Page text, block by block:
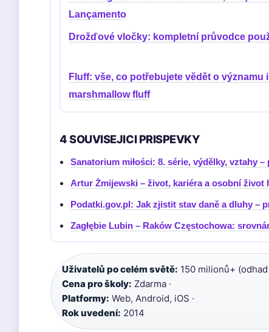
Lançamento
Drožďové vločky: kompletní průvodce
Fluff: vše, co potřebujete vědět o významu i
marshmallow fluff
4 SOUVISEJICI PRISPEVKY
Sanatorium miłości: 8. série, výdělky, vztahy –
Artur Żmijewski – život, kariéra a osobní život
Podatki.gov.pl: Jak zjistit stav daně a dluhy –
Zagłębie Lubin – Raków Częstochowa:
Uživatelů po celém světě: 150 milionů+ (odhad
Cena pro školy: Zdarma ·
Platformy: Web, Android, iOS ·
Rok uvedení: 2014